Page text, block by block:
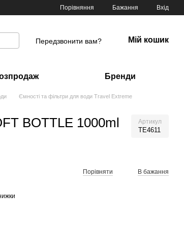
Порівняння Бажання Вхід
Передзвонити вам? Мій кошик
Бренди
Ємності та фільтри для води Travel Extreme
BOTTLE 1000ml
Артикул
TE4611
Порівняти В бажання